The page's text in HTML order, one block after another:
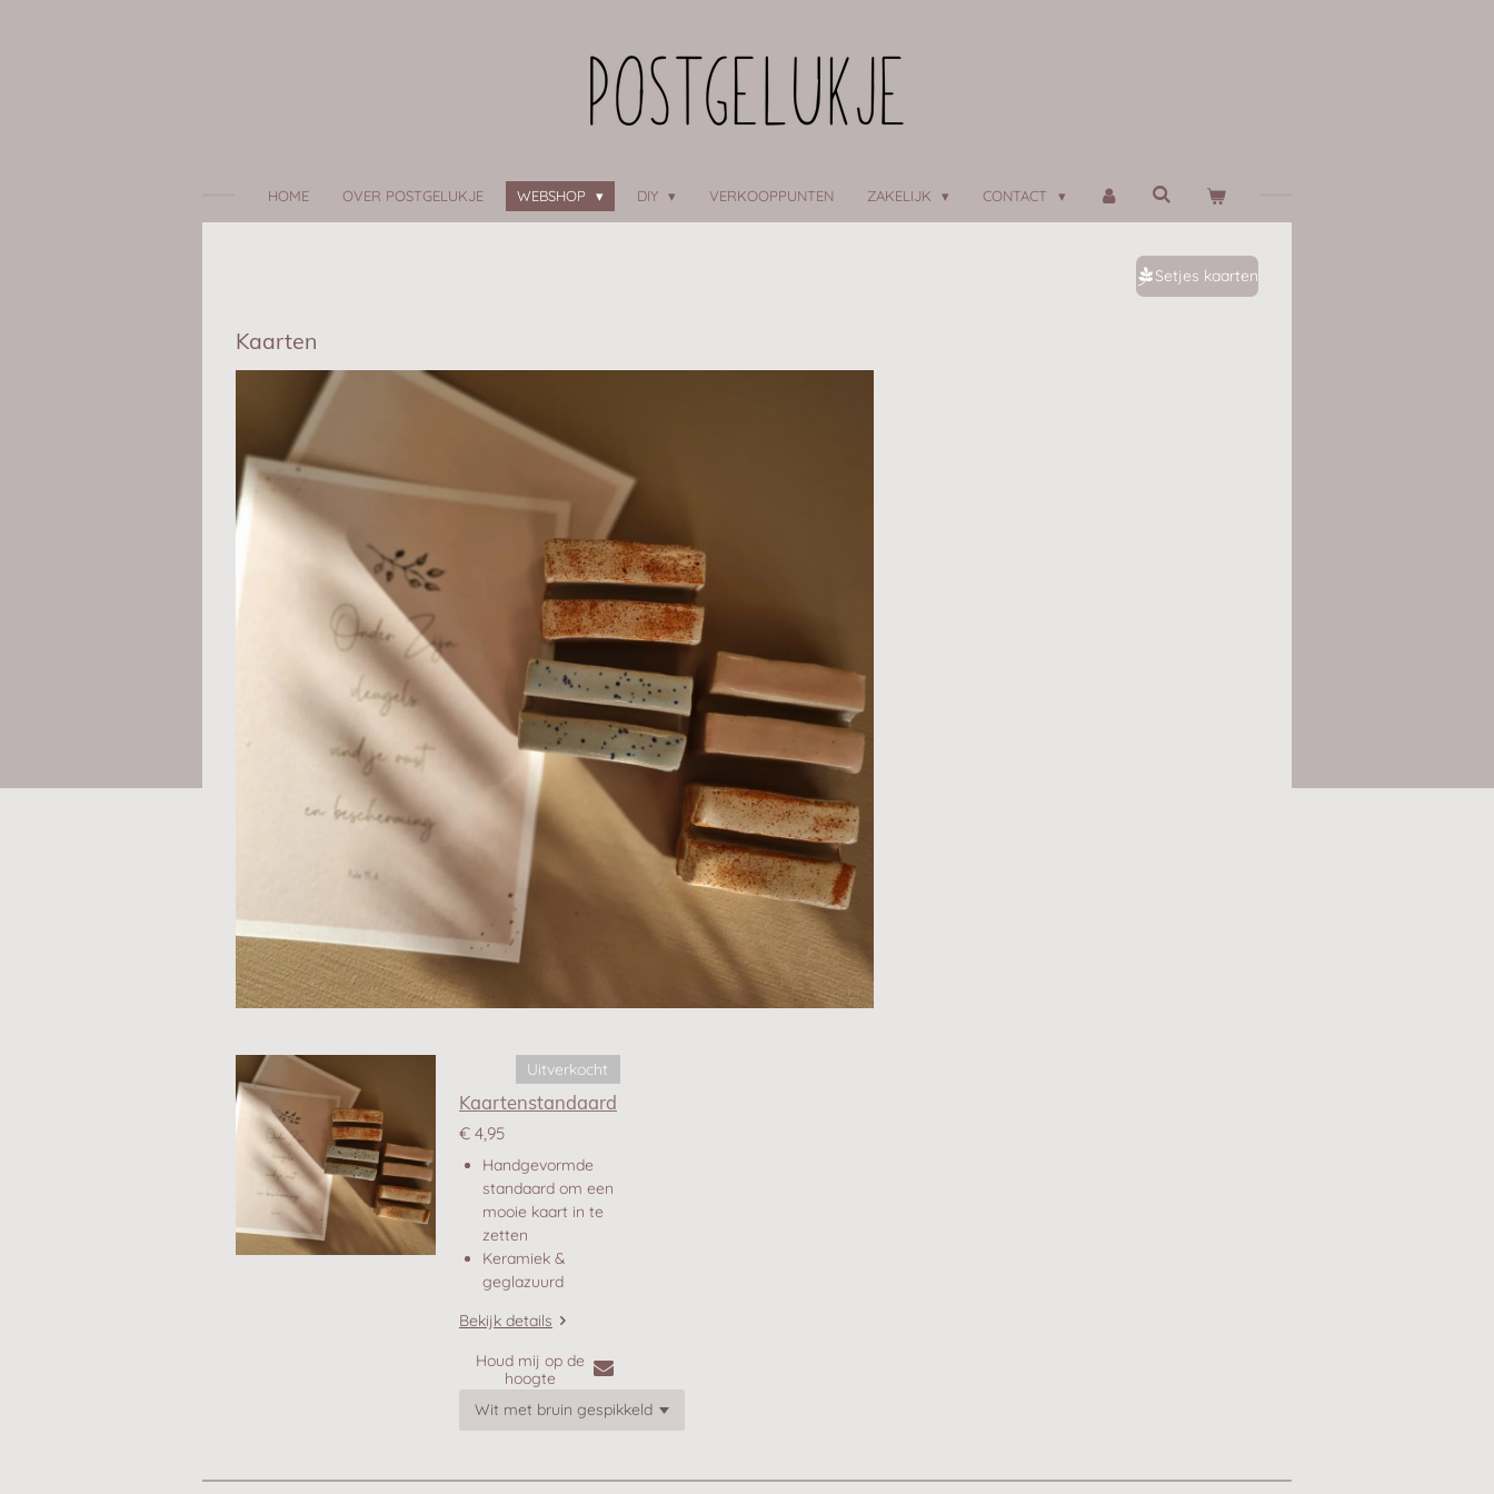
HOME OVER POSTGELUKJE WEBSHOP DIY VERKOOPPUNTEN ZAKELIJK CONTACT
Setjes kaarten
Kaarten
Uitverkocht
Kaartenstandaard
€ 4,95
Handgevormde
standaard om een
mooie kaart in te
zetten
Keramiek &
geglazuurd
Bekijk details
Houd mij op de
hoogte